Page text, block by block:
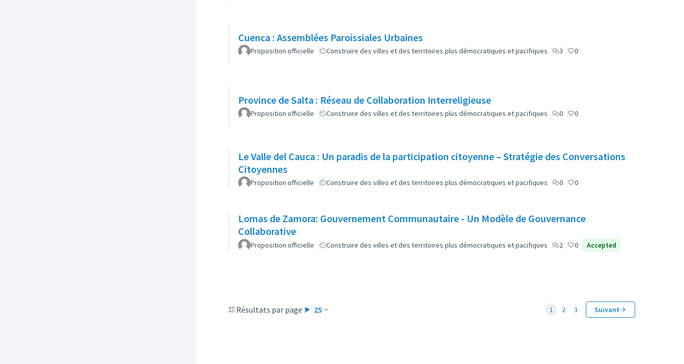
Cuenca : Assemblées Paroissiales Urbaines
Proposition officielle Construire des villes et des territoires plus démocratiques et pacifiques 3 0
Province de Salta : Réseau de Collaboration Interreligieuse
Proposition officielle Construire des villes et des territoires plus démocratiques et pacifiques 0 0
Le Valle del Cauca : Un paradis de la participation citoyenne – Stratégie des Conversations
Citoyennes
Proposition officielle Construire des villes et des territoires plus démocratiques et pacifiques 0 0
Lomas de Zamora: Gouvernement Communautaire - Un Modèle de Gouvernance
Collaborative
Proposition officielle Construire des villes et des territoires plus démocratiques et pacifiques 2 0 Accepted
Résultats par page : 25 1 2 3 Suivant